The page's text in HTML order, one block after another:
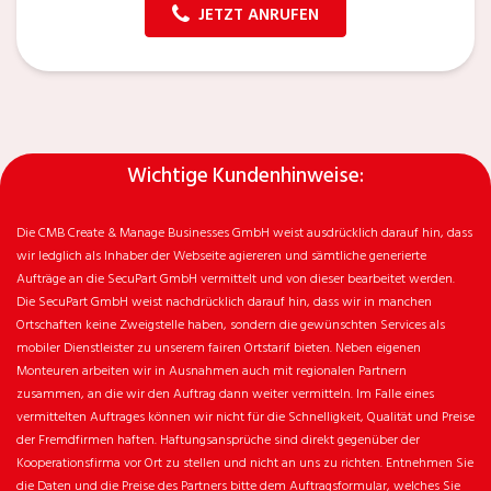
JETZT ANRUFEN
Wichtige Kundenhinweise:
Die CMB Create & Manage Businesses GmbH weist ausdrücklich darauf hin, dass
wir ledglich als Inhaber der Webseite agiereren und sämtliche generierte
Aufträge an die SecuPart GmbH vermittelt und von dieser bearbeitet werden.
Die SecuPart GmbH weist nachdrücklich darauf hin, dass wir in manchen
Ortschaften keine Zweigstelle haben, sondern die gewünschten Services als
mobiler Dienstleister zu unserem fairen Ortstarif bieten. Neben eigenen
Monteuren arbeiten wir in Ausnahmen auch mit regionalen Partnern
zusammen, an die wir den Auftrag dann weiter vermitteln. Im Falle eines
vermittelten Auftrages können wir nicht für die Schnelligkeit, Qualität und Preise
der Fremdfirmen haften. Haftungsansprüche sind direkt gegenüber der
Kooperationsfirma vor Ort zu stellen und nicht an uns zu richten. Entnehmen Sie
die Daten und die Preise des Partners bitte dem Auftragsformular, welches Sie